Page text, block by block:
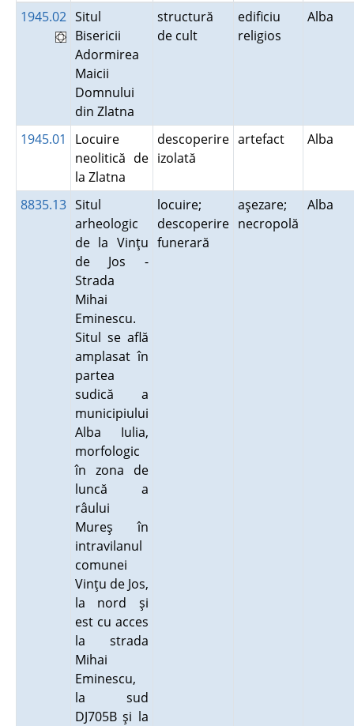
1945.02 Situl
Bisericii
Adormirea
Maicii
Domnului
din Zlatna
structură
de cult
edificiu
religios
Alba
1945.01
Locuire
neolitică de
la Zlatna
descoperire
izolată
artefact Alba
8835.13 Situl
arheologic
de la Vinţu
de Jos -
Strada
Mihai
Eminescu.
Situl se află
amplasat în
partea
sudică a
municipiului
Alba Iulia,
morfologic
în zona de
luncă a
râului
Mureş în
intravilanul
comunei
Vinţu de Jos,
la nord şi
est cu acces
la strada
Mihai
Eminescu,
la sud
DJ705B şi la
locuire;
descoperire
funerară
aşezare;
necropolă
Alba